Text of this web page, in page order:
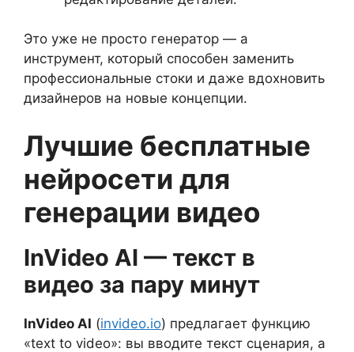
Это уже не просто генератор — а
инструмент, который способен заменить
профессиональные стоки и даже вдохновить
дизайнеров на новые концепции.
Лучшие бесплатные
нейросети для
генерации видео
InVideo AI — текст в
видео за пару минут
InVideo AI (invideo.io) предлагает функцию
«text to video»: вы вводите текст сценария, а